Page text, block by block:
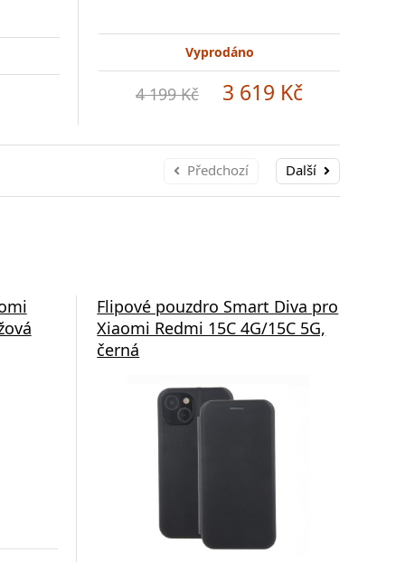
Vyprodáno
4 199 Kč 3 619 Kč
Předchozí Další
Flipové pouzdro Smart Diva pro
Xiaomi Redmi 15C 4G/15C 5G,
černá